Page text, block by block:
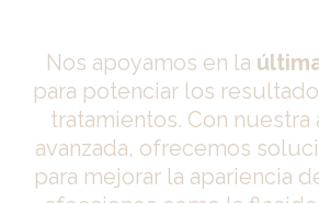
Nos apoyamos en la
para potenciar los
tratamientos. Con nuestra
avanzada, ofrecemos
para mejorar la apariencia